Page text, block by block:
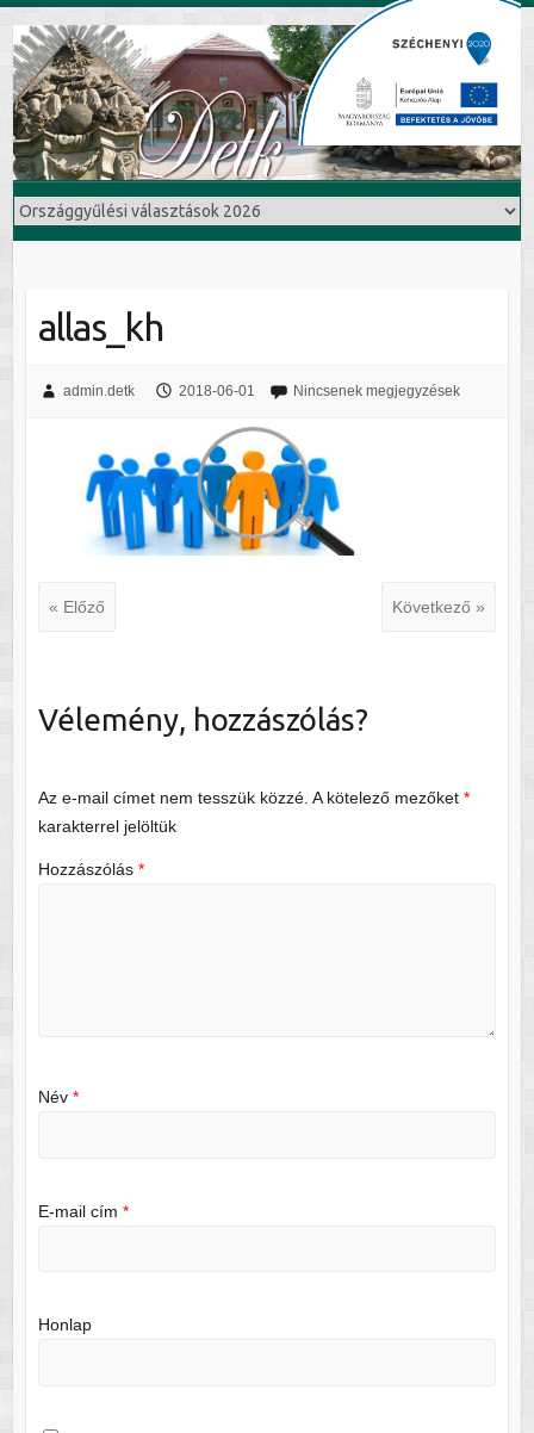
allas_kh
admin.detk 2018-06-01 Nincsenek megjegyzések
« Előző Következő »
Vélemény, hozzászólás?
Az e-mail címet nem tesszük közzé. A kötelező mezőket *
karakterrel jelöltük
Hozzászólás *
Név *
E-mail cím *
Honlap